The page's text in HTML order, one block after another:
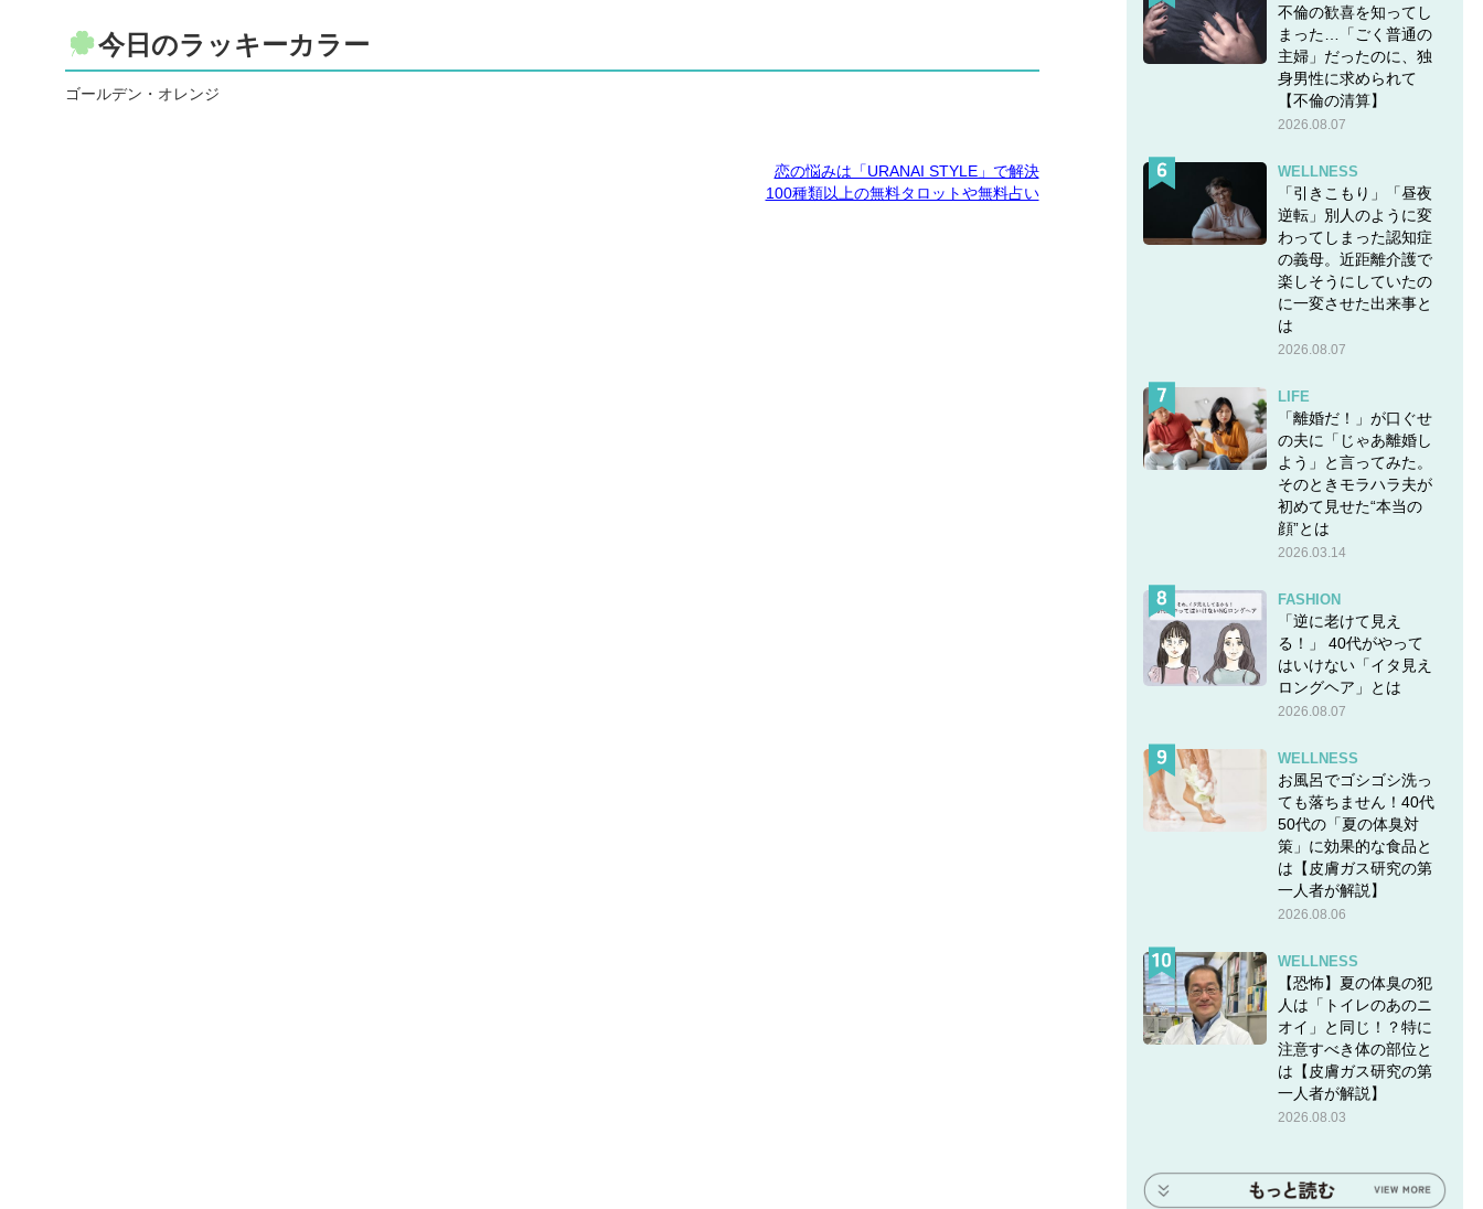
今日のラッキーカラー
ゴールデン・オレンジ
恋の悩みは「URANAI STYLE」で解決
100種類以上の無料タロットや無料占い
不倫の歓喜を知ってし
まった…「ごく普通の
主婦」だったのに、独
身男性に求められて
【不倫の清算】
2026.08.07
WELLNESS
「引きこもり」「昼夜
逆転」別人のように変
わってしまった認知症
の義母。近距離介護で
楽しそうにしていたの
に一変させた出来事と
は
2026.08.07
LIFE
「離婚だ！」が口ぐせ
の夫に「じゃあ離婚し
よう」と言ってみた。
そのときモラハラ夫が
初めて見せた“本当の
顔”とは
2026.03.14
FASHION
「逆に老けて見え
る！」 40代がやって
はいけない「イタ見え
ロングヘア」とは
2026.08.07
WELLNESS
お風呂でゴシゴシ洗っ
ても落ちません！40代
50代の「夏の体臭対
策」に効果的な食品と
は【皮膚ガス研究の第
一人者が解説】
2026.08.06
WELLNESS
【恐怖】夏の体臭の犯
人は「トイレのあのニ
オイ」と同じ！？特に
注意すべき体の部位と
は【皮膚ガス研究の第
一人者が解説】
2026.08.03